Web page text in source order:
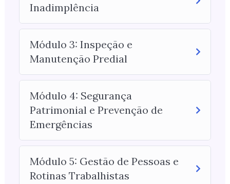
Inadimplência
Módulo 3: Inspeção e
Manutenção Predial
Módulo 4: Segurança
Patrimonial e Prevenção de
Emergências
Módulo 5: Gestão de Pessoas e
Rotinas Trabalhistas